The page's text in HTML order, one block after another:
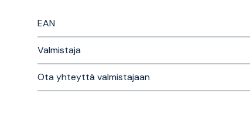
EAN
Valmistaja
Ota yhteyttä valmistajaan